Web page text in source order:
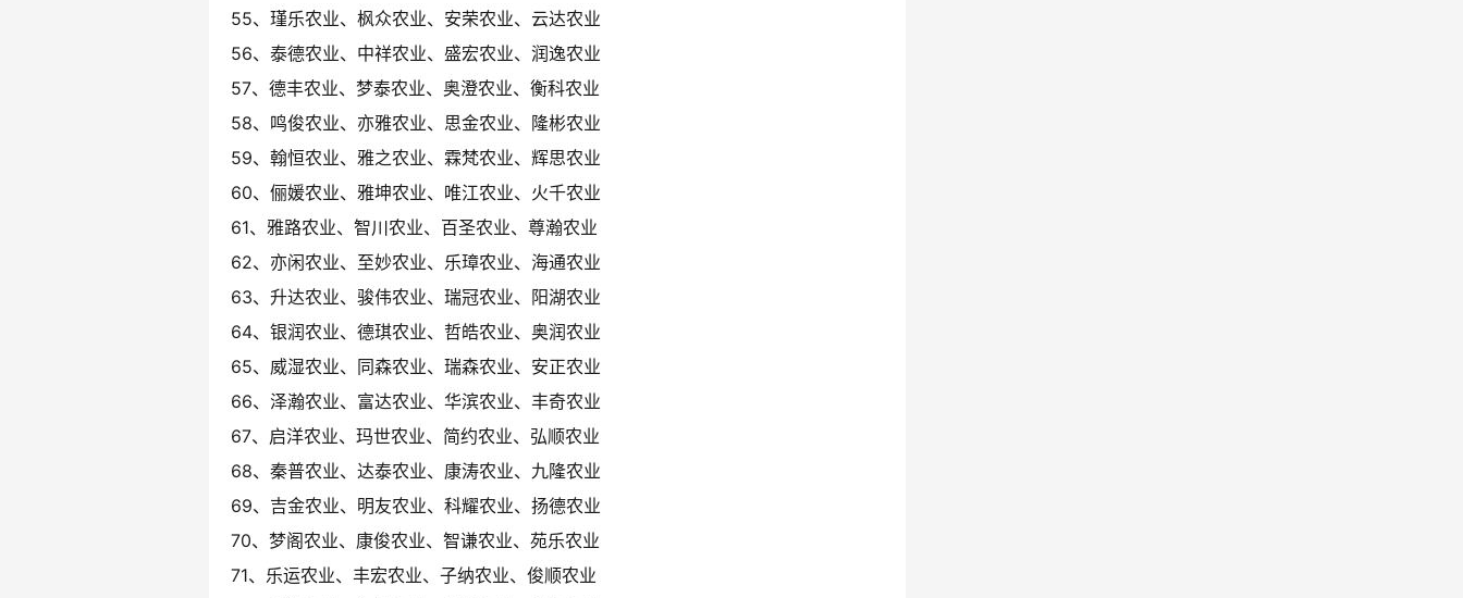
55、瑾乐农业、枫众农业、安荣农业、云达农业
56、泰德农业、中祥农业、盛宏农业、润逸农业
57、德丰农业、梦泰农业、奥澄农业、衡科农业
58、鸣俊农业、亦雅农业、思金农业、隆彬农业
59、翰恒农业、雅之农业、霖梵农业、辉思农业
60、俪媛农业、雅坤农业、唯江农业、火千农业
61、雅路农业、智川农业、百圣农业、尊瀚农业
62、亦闲农业、至妙农业、乐璋农业、海通农业
63、升达农业、骏伟农业、瑞冠农业、阳湖农业
64、银润农业、德琪农业、哲皓农业、奥润农业
65、威湿农业、同森农业、瑞森农业、安正农业
66、泽瀚农业、富达农业、华滨农业、丰奇农业
67、启洋农业、玛世农业、简约农业、弘顺农业
68、秦普农业、达泰农业、康涛农业、九隆农业
69、吉金农业、明友农业、科耀农业、扬德农业
70、梦阁农业、康俊农业、智谦农业、苑乐农业
71、乐运农业、丰宏农业、子纳农业、俊顺农业